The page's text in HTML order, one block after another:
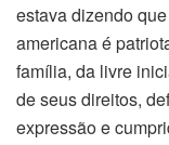
estava dizendo
americana é
família, da livre
de seus direitos,
expressão e